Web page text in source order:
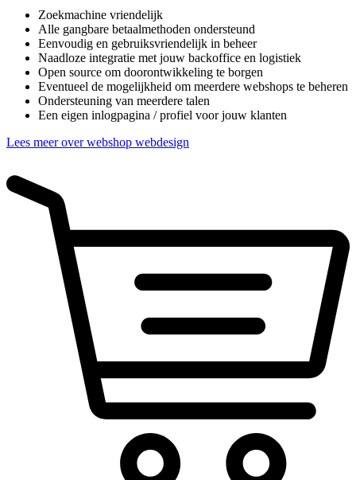
Zoekmachine vriendelijk
Alle gangbare betaalmethoden ondersteund
Eenvoudig en gebruiksvriendelijk in beheer
Naadloze integratie met jouw backoffice en logistiek
Open source om doorontwikkeling te borgen
Eventueel de mogelijkheid om meerdere webshops te beheren
Ondersteuning van meerdere talen
Een eigen inlogpagina / profiel voor jouw klanten
Lees meer over webshop webdesign